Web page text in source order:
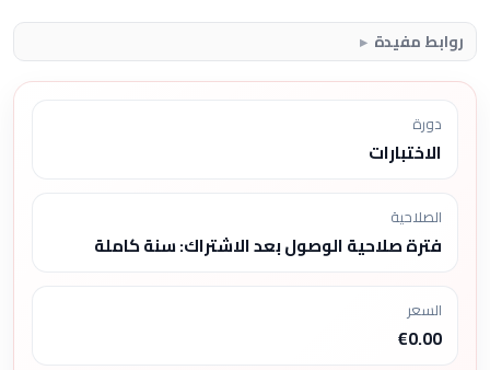
روابط مفيدة
دورة
الاختبارات
الصلاحية
فترة صلاحية الوصول بعد الاشتراك: سنة كاملة
السعر
€0.00